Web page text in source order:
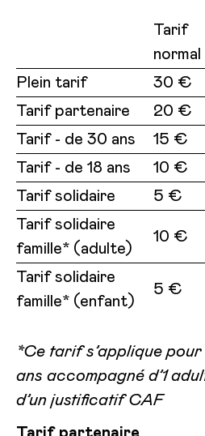
Tarif
normal
Plein tarif
30 €
Tarif partenaire
20 €
Tarif - de 30 ans
15 €
Tarif - de 18 ans
10 €
Tarif solidaire
5 €
Tarif solidaire
famille* (adulte)
10 €
Tarif solidaire
famille* (enfant)
5 €
*Ce tarif s’applique pour
ans accompagné d’1
d’un justificatif CAF
Tarif partenaire